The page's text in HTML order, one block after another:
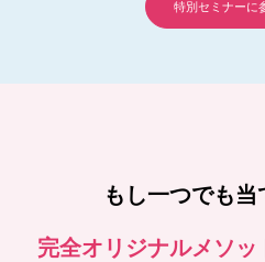
特別セミナーに
もし一つでも当
完全オリジナルメソッ